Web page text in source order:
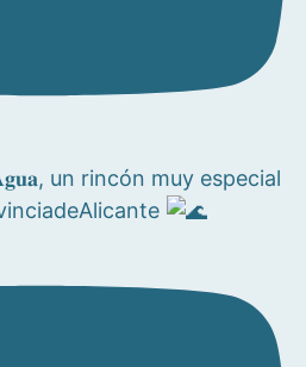
un rincón muy especial